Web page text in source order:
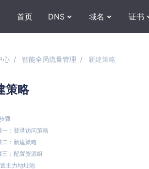
首页 DNS 域名 证书
心 智能全局流量管理 新建策略
策略
骤
一：登录访问策略
二：新建策略
三：配置资源组
主力地址池